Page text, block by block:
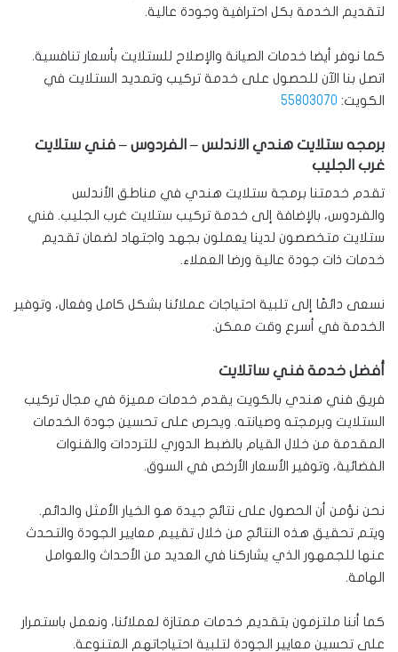
لتقديم الخدمة بكل احترافية وجودة عالية.
كما نوفر أيضا خدمات الصيانة والإصلاح للستلايت بأسعار تنافسية.
اتصل بنا الآن للحصول على خدمة تركيب وتمديد الستلايت في
الكويت: 55803070
برمجه ستلايت هندي الاندلس – الفردوس – فني ستلايت
غرب الجليب
تقدم خدمتنا برمجة ستلايت هندي في مناطق الأندلس
والفردوس، بالإضافة إلى خدمة تركيب ستلايت غرب الجليب. فني
ستلايت متخصصون لدينا يعملون بجهد واجتهاد لضمان تقديم
خدمات ذات جودة عالية ورضا العملاء.
نسعى دائمًا إلى تلبية احتياجات عملائنا بشكل كامل وفعال، وتوفير
الخدمة في أسرع وقت ممكن.
أفضل خدمة فني ساتلايت
فريق فني هندي بالكويت يقدم خدمات مميزة في مجال تركيب
الستلايت وبرمجته وصيانته. ويحرص على تحسين جودة الخدمات
المقدمة من خلال القيام بالضبط الدوري للترددات والقنوات
الفضائية، وتوفير الأسعار الأرخص في السوق.
نحن نؤمن أن الحصول على نتائج جيدة هو الخيار الأمثل والدائم.
ويتم تحقيق هذه النتائج من خلال تقييم معايير الجودة والتحدث
عنها للجمهور الذي يشاركنا في العديد من الأحداث والعوامل
الهامة.
كما أننا ملتزمون بتقديم خدمات ممتازة لعملائنا، ونعمل باستمرار
على تحسين معايير الجودة لتلبية احتياجاتهم المتنوعة.